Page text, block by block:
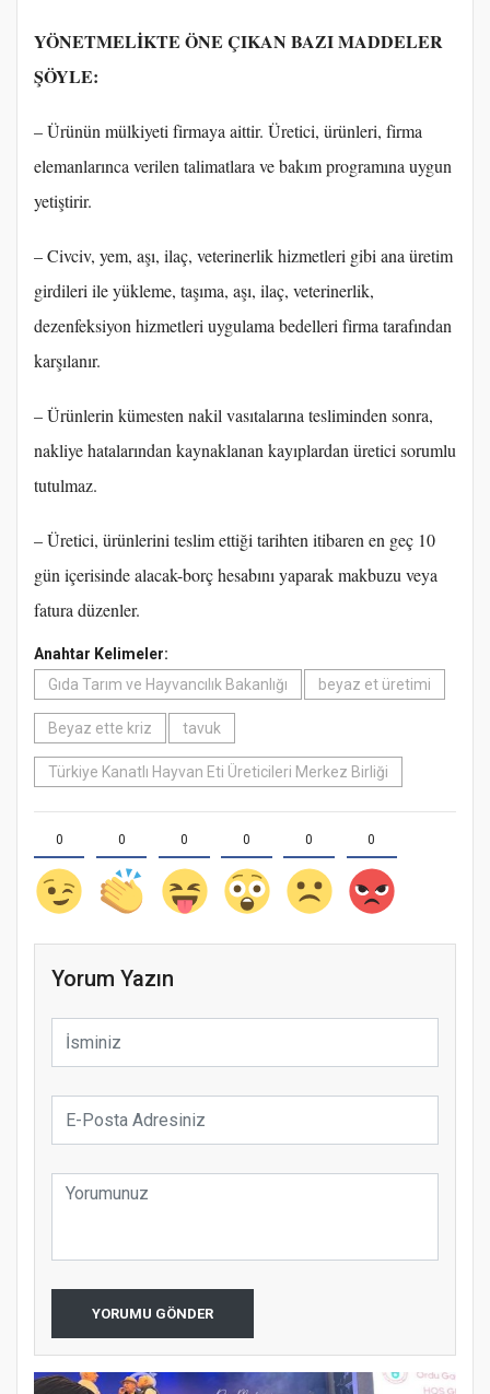
YÖNETMELİKTE ÖNE ÇIKAN BAZI MADDELER
ŞÖYLE:
– Ürünün mülkiyeti firmaya aittir. Üretici, ürünleri, firma
elemanlarınca verilen talimatlara ve bakım programına uygun
yetiştirir.
– Civciv, yem, aşı, ilaç, veterinerlik hizmetleri gibi ana üretim
girdileri ile yükleme, taşıma, aşı, ilaç, veterinerlik,
dezenfeksiyon hizmetleri uygulama bedelleri firma tarafından
karşılanır.
– Ürünlerin kümesten nakil vasıtalarına tesliminden sonra,
nakliye hatalarından kaynaklanan kayıplardan üretici sorumlu
tutulmaz.
– Üretici, ürünlerini teslim ettiği tarihten itibaren en geç 10
gün içerisinde alacak-borç hesabını yaparak makbuzu veya
fatura düzenler.
Anahtar Kelimeler:
Gıda Tarım ve Hayvancılık Bakanlığı
beyaz et üretimi
Beyaz ette kriz tavuk
Türkiye Kanatlı Hayvan Eti Üreticileri Merkez Birliği
0 0 0 0 0 0
Yorum Yazın
YORUMU GÖNDER